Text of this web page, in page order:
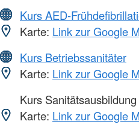
Kurs AED-
Karte: Link zur Google
Kurs Betriebssanitäter
Karte: Link zur Google
Kurs Sanitätsausbildung
Karte: Link zur Google